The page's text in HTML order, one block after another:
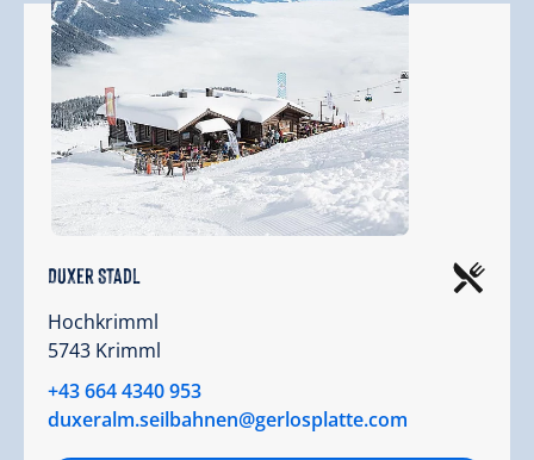
Duxer Stadl
Hochkrimml
5743 Krimml
+43 664 4340 953
duxeralm.seilbahnen@gerlosplatte.com